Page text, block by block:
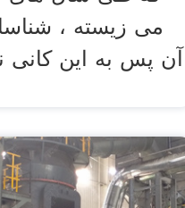
می زیسته ،
آن پس به این کانی